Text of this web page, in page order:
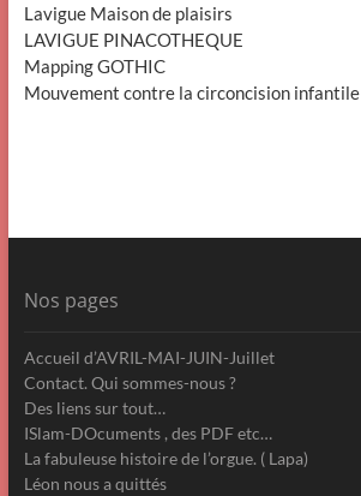
Lavigue Maison de plaisirs
LAVIGUE PINACOTHEQUE
Mapping GOTHIC
Mouvement contre la circoncision infantile
Nos pages
Accueil d’AVRIL-MAI-JUIN-Juillet
Contact. Qui sommes-nous ?
Des liens sur tout…
ISlam-DOcuments , des PDF etc…
La fabuleuse histoire de l’orgue. ( Lapa)
Léon nous a quittés